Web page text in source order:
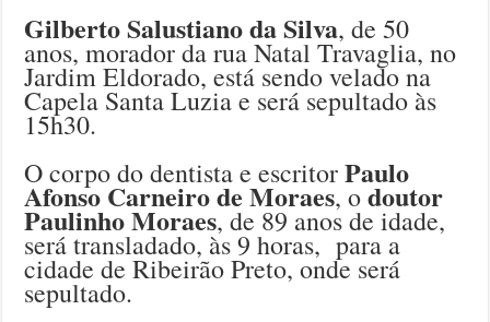
Gilberto Salustiano da Silva, de 50
anos, morador da rua Natal Travaglia, no
Jardim Eldorado, está sendo velado na
Capela Santa Luzia e será sepultado às
15h30.
O corpo do dentista e escritorPaulo
Afonso Carneiro de Moraes, odoutor
Paulinho Moraes, de 89 anos de idade,
será transladado, às 9 horas, para a
cidade de Ribeirão Preto, onde será
sepultado.